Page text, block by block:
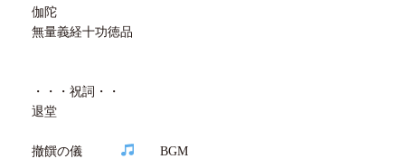
伽陀
無量義経十功徳品
・・・祝詞・・
退堂
撤饌の儀
BGM